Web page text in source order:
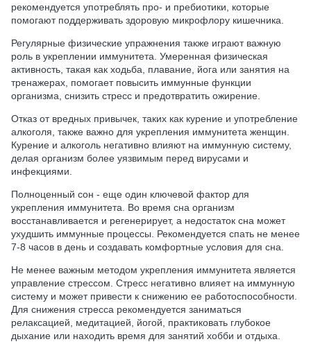
рекомендуется употреблять про- и пребиотики, которые
помогают поддерживать здоровую микрофлору кишечника.
Регулярные физические упражнения также играют важную
роль в укреплении иммунитета. Умеренная физическая
активность, такая как ходьба, плавание, йога или занятия на
тренажерах, помогает повысить иммунные функции
организма, снизить стресс и предотвратить ожирение.
Отказ от вредных привычек, таких как курение и употребление
алкоголя, также важно для укрепления иммунитета женщин.
Курение и алкоголь негативно влияют на иммунную систему,
делая организм более уязвимым перед вирусами и
инфекциями.
Полноценный сон - еще один ключевой фактор для
укрепления иммунитета. Во время сна организм
восстанавливается и регенерирует, а недостаток сна может
ухудшить иммунные процессы. Рекомендуется спать не менее
7-8 часов в день и создавать комфортные условия для сна.
Не менее важным методом укрепления иммунитета является
управление стрессом. Стресс негативно влияет на иммунную
систему и может привести к снижению ее работоспособности.
Для снижения стресса рекомендуется заниматься
релаксацией, медитацией, йогой, практиковать глубокое
дыхание или находить время для занятий хобби и отдыха.